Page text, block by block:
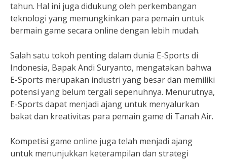
tahun. Hal ini juga didukung oleh perkembangan
teknologi yang memungkinkan para pemain untuk
bermain game secara online dengan lebih mudah.
Salah satu tokoh penting dalam dunia E-Sports di
Indonesia, Bapak Andi Suryanto, mengatakan bahwa
E-Sports merupakan industri yang besar dan memiliki
potensi yang belum tergali sepenuhnya. Menurutnya,
E-Sports dapat menjadi ajang untuk menyalurkan
bakat dan kreativitas para pemain game di Tanah Air.
Kompetisi game online juga telah menjadi ajang
untuk menunjukkan keterampilan dan strategi